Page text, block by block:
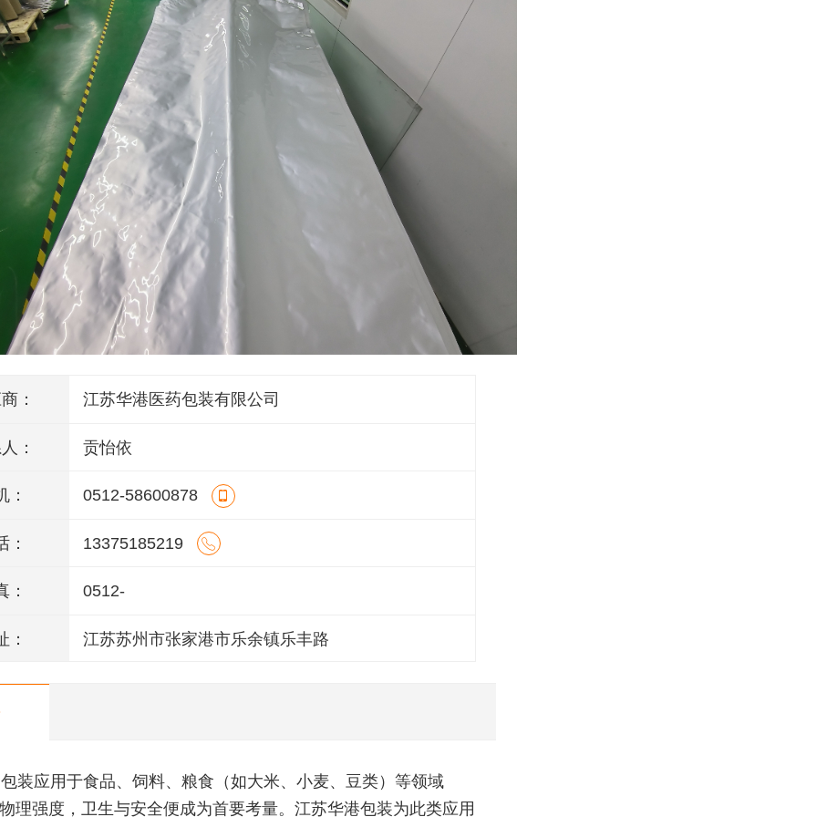
： 江苏华港医药包装有限公司
： 贡怡依
： 0512-58600878
： 13375185219
： 0512-
： 江苏苏州市张家港市乐余镇乐丰路
应用于食品、饲料、粮食（如大米、小麦、豆类）等领域
理强度，卫生与安全便成为首要考量。江苏华港包装为此类应用